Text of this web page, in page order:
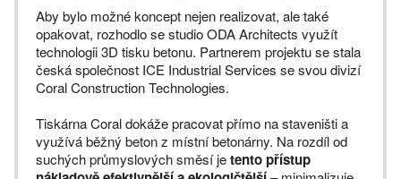
Aby bylo možné koncept nejen realizovat, ale také
opakovat, rozhodlo se studio ODA Architects využít
technologii 3D tisku betonu. Partnerem projektu se stala
česká společnost ICE Industrial Services se svou divizí
Coral Construction Technologies.
Tiskárna Coral dokáže pracovat přímo na staveništi a
využívá běžný beton z místní betonárny. Na rozdíl od
suchých průmyslových směsí jetento přístup